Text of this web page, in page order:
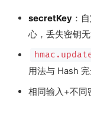
secretKey ：
心，丢失密钥
用法与 Hash 完
相同输入+不同